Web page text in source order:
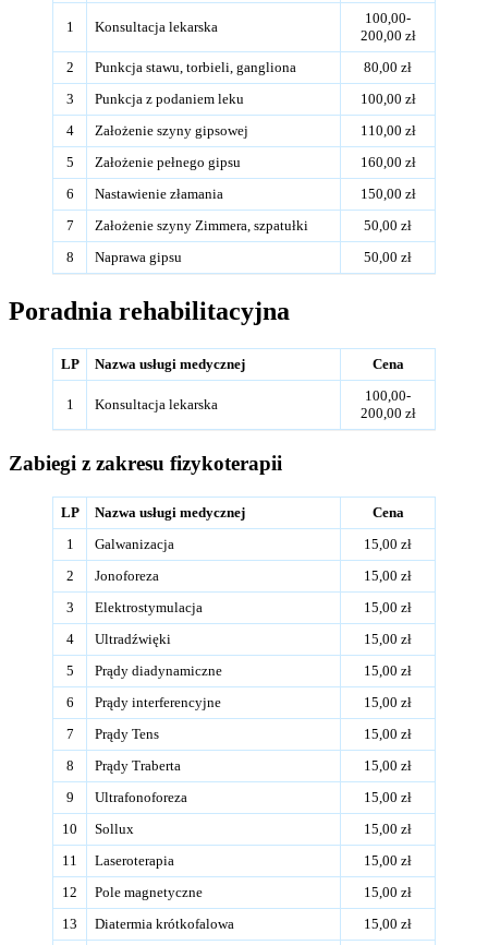
1 Konsultacja lekarska
100,00-
200,00 zł
2
Punkcja stawu, torbieli, gangliona
80,00 zł
3
Punkcja z podaniem leku
100,00 zł
4
Założenie szyny gipsowej
110,00 zł
5
Założenie pełnego gipsu
160,00 zł
6
Nastawienie złamania
150,00 zł
7
Założenie szyny Zimmera, szpatułki
50,00 zł
8
Naprawa gipsu 50,00 zł
Poradnia rehabilitacyjna
LP Nazwa usługi medycznej Cena
1 Konsultacja lekarska
100,00-
200,00 zł
Zabiegi z zakresu fizykoterapii
LP Nazwa usługi medycznej
Cena
1
Galwanizacja
15,00 zł
2
Jonoforeza
15,00 zł
3
Elektrostymulacja
15,00 zł
4
Ultradźwięki
15,00 zł
5
Prądy diadynamiczne
15,00 zł
6
Prądy interferencyjne
15,00 zł
7
Prądy Tens
15,00 zł
8
Prądy Traberta
15,00 zł
9
Ultrafonoforeza
15,00 zł
10
Sollux
15,00 zł
11
Laseroterapia
15,00 zł
12
Pole magnetyczne
15,00 zł
13
Diatermia krótkofalowa
15,00 zł